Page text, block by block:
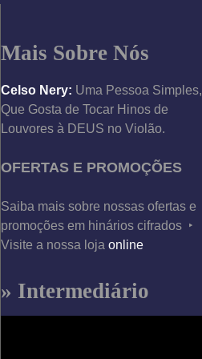
Mais Sobre Nós
Celso Nery: Uma Pessoa Simples,
Que Gosta de Tocar Hinos de
Louvores à DEUS no Violão.
OFERTAS E PROMOÇÕES
Saiba mais sobre nossas ofertas e
promoções em hinários cifrados ‣
Visite a nossa loja online
» Intermediário